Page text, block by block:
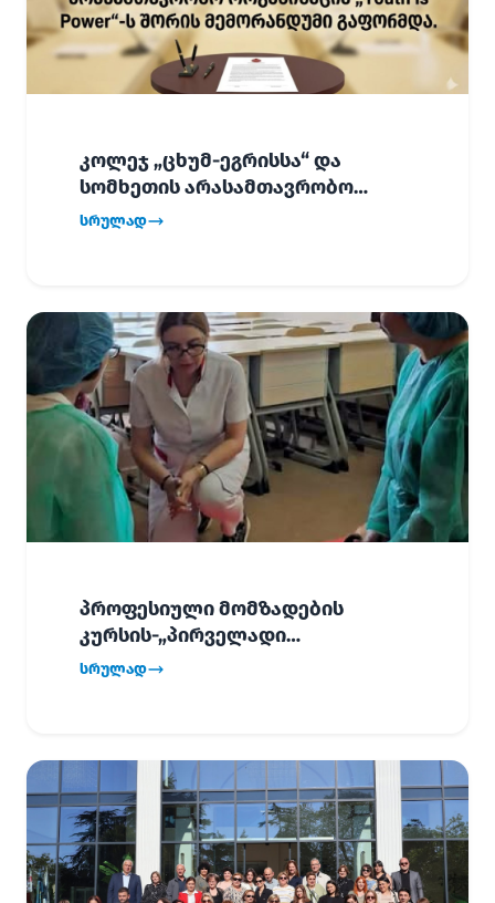
კოლეჯ „ცხუმ-ეგრისსა“ და
სომხეთის არასამთავრობო
ორგანიზაცია „Youth is Power“-ს
სრულად
პროფესიული მომზადების
კურსის-„პირველადი
გადაუდებელი დახმარება“,
სრულად